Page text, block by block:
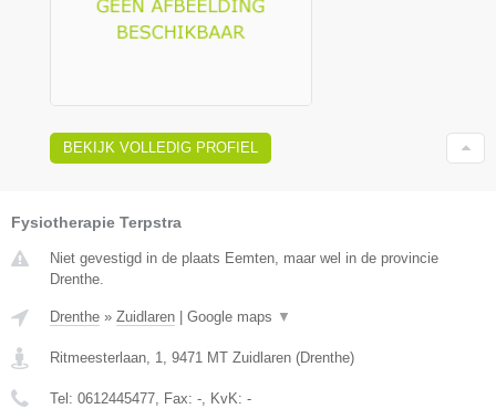
BEKIJK VOLLEDIG PROFIEL
Fysiotherapie Terpstra
Niet gevestigd in de plaats Eemten, maar wel in de provincie
Drenthe.
Drenthe » Zuidlaren Google maps ▼
Ritmeesterlaan, 1, 9471 MT Zuidlaren (Drenthe)
Tel: 0612445477, Fax: -, KvK: -